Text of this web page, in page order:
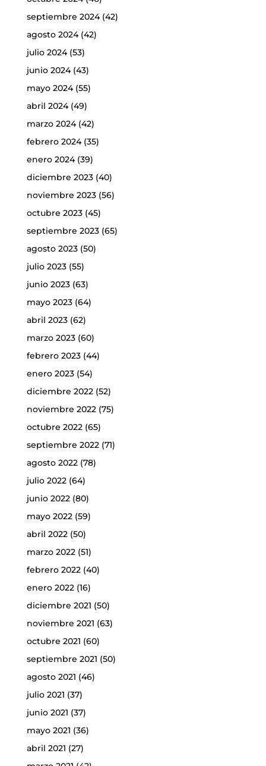
septiembre 2024(42)
agosto 2024(42)
julio 2024(53)
junio 2024(43)
mayo 2024(55)
abril 2024(49)
marzo 2024(42)
febrero 2024(35)
enero 2024(39)
diciembre 2023(40)
noviembre 2023(56)
octubre 2023(45)
septiembre 2023(65)
agosto 2023(50)
julio 2023(55)
junio 2023(63)
mayo 2023(64)
abril 2023(62)
marzo 2023(60)
febrero 2023(44)
enero 2023(54)
diciembre 2022(52)
noviembre 2022(75)
octubre 2022(65)
septiembre 2022(71)
agosto 2022(78)
julio 2022(64)
junio 2022(80)
mayo 2022(59)
abril 2022(50)
marzo 2022(51)
febrero 2022(40)
enero 2022(16)
diciembre 2021 (50)
noviembre 2021 (63)
octubre 2021 (60)
septiembre 2021 (50)
agosto 2021 (46)
julio 2021 (37)
junio 2021 (37)
mayo 2021 (36)
abril 2021 (27)